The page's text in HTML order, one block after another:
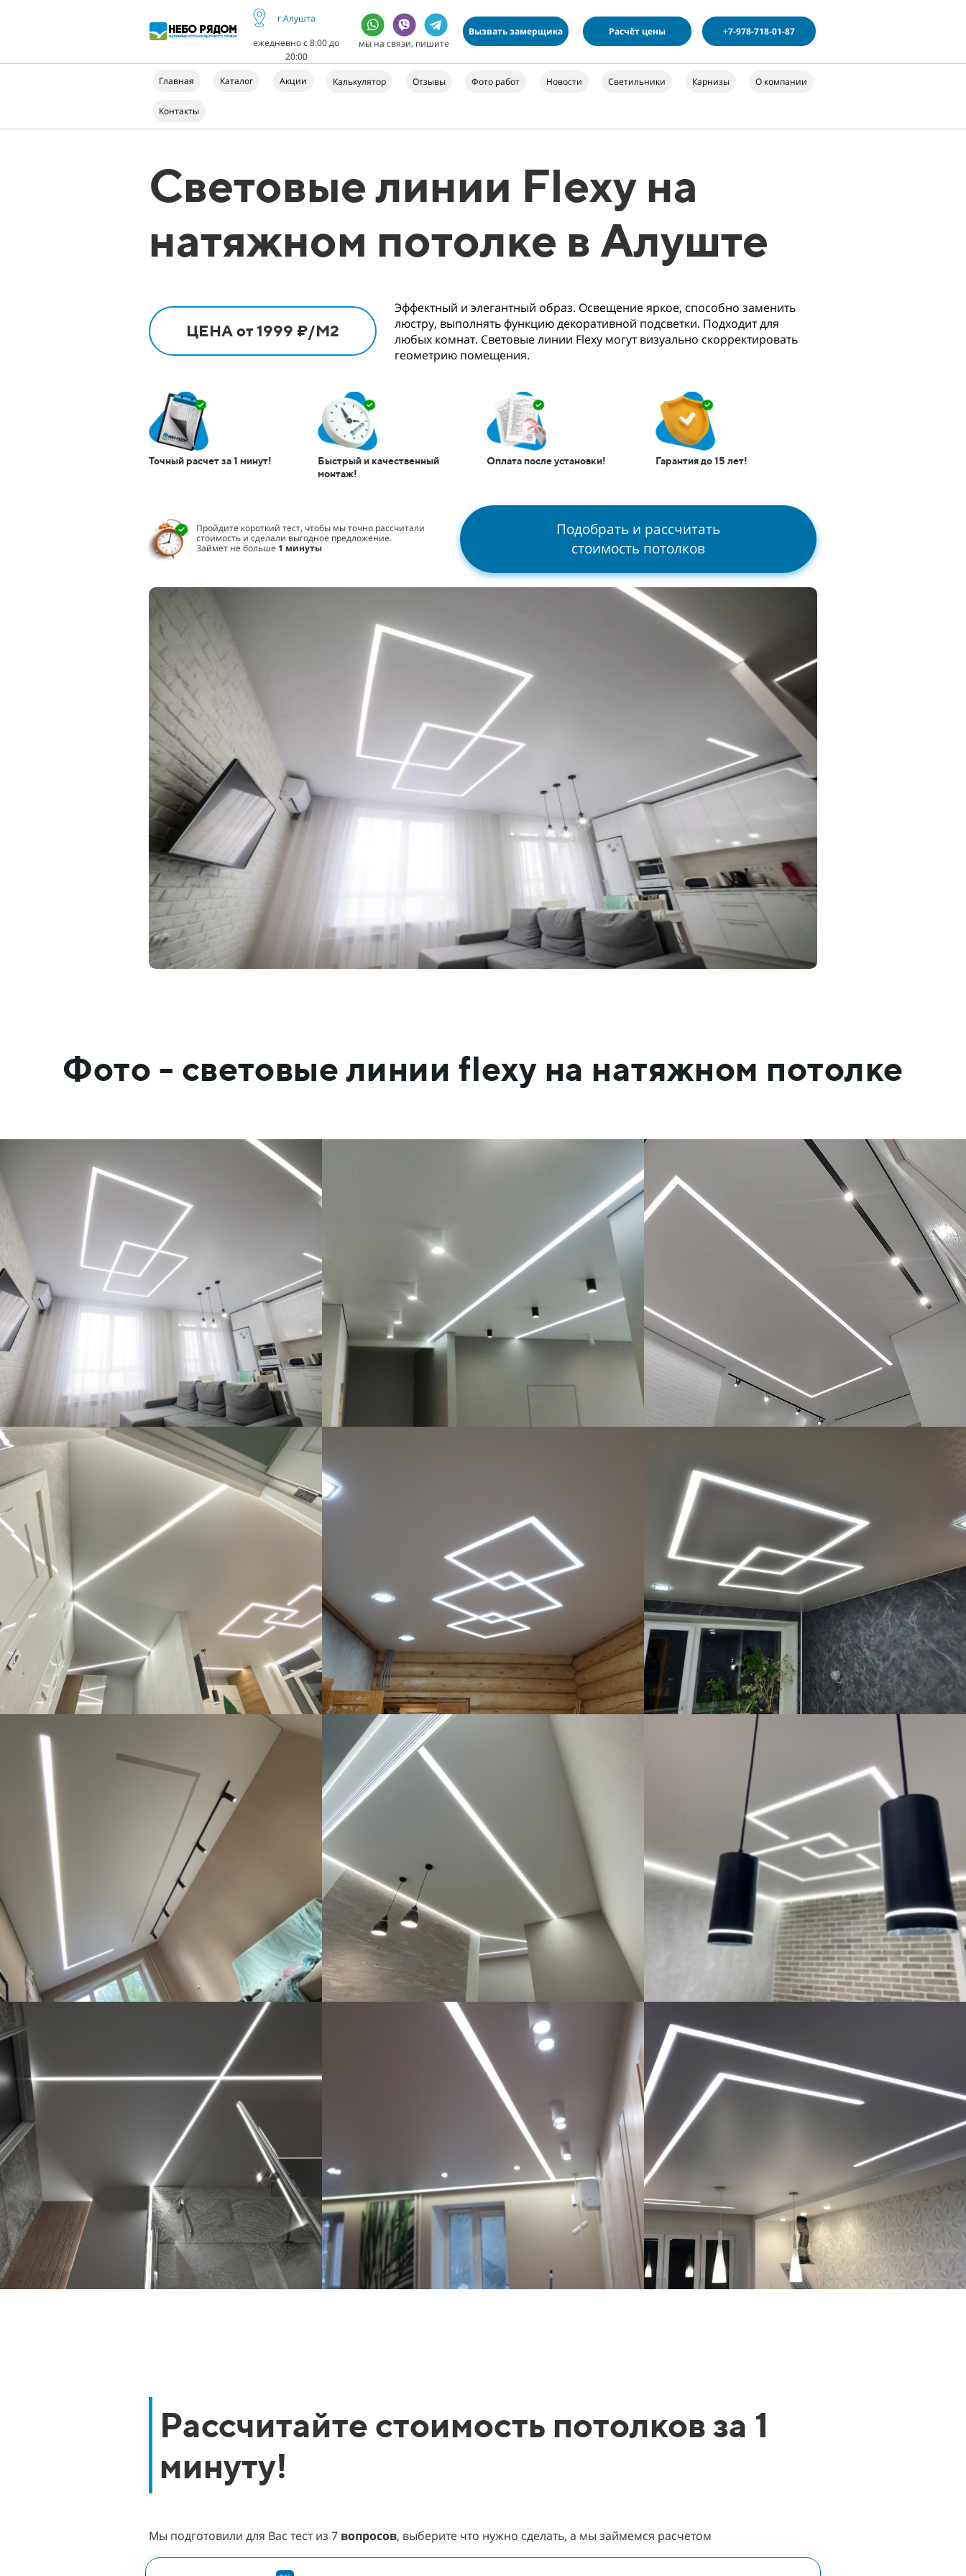
г.Алушта
ежедневно с 8:00 до
20:00
мы на связи, пишите
Вызвать замерщика Расчёт цены +7-978-718-01-87
Главная Каталог Акции Калькулятор Отзывы Фото работ Новости Светильники Карнизы О компании
Контакты
Световые линии Flexy на
натяжном потолке в Алуште
ЦЕНА от 1999 ₽/М2
Эффектный и элегантный образ. Освещение яркое, способно заменить
люстру, выполнять функцию декоративной подсветки. Подходит для
любых комнат. Световые линии Flexy могут визуально скорректировать
геометрию помещения.
Точный расчет за 1 минут!
Быстрый и качественный
монтаж!
Оплата после установки! Гарантия до 15 лет!
Пройдите короткий тест, чтобы мы точно рассчитали
стоимость и сделали выгодное предложение.
Займет не больше 1 минуты
Подобрать и рассчитать
стоимость потолков
Фото - световые линии flexy на натяжном потолке
Рассчитайте стоимость потолков за 1
минуту!
Мы подготовили для Вас тест из 7 вопросов, выберите что нужно сделать, а мы займемся расчетом